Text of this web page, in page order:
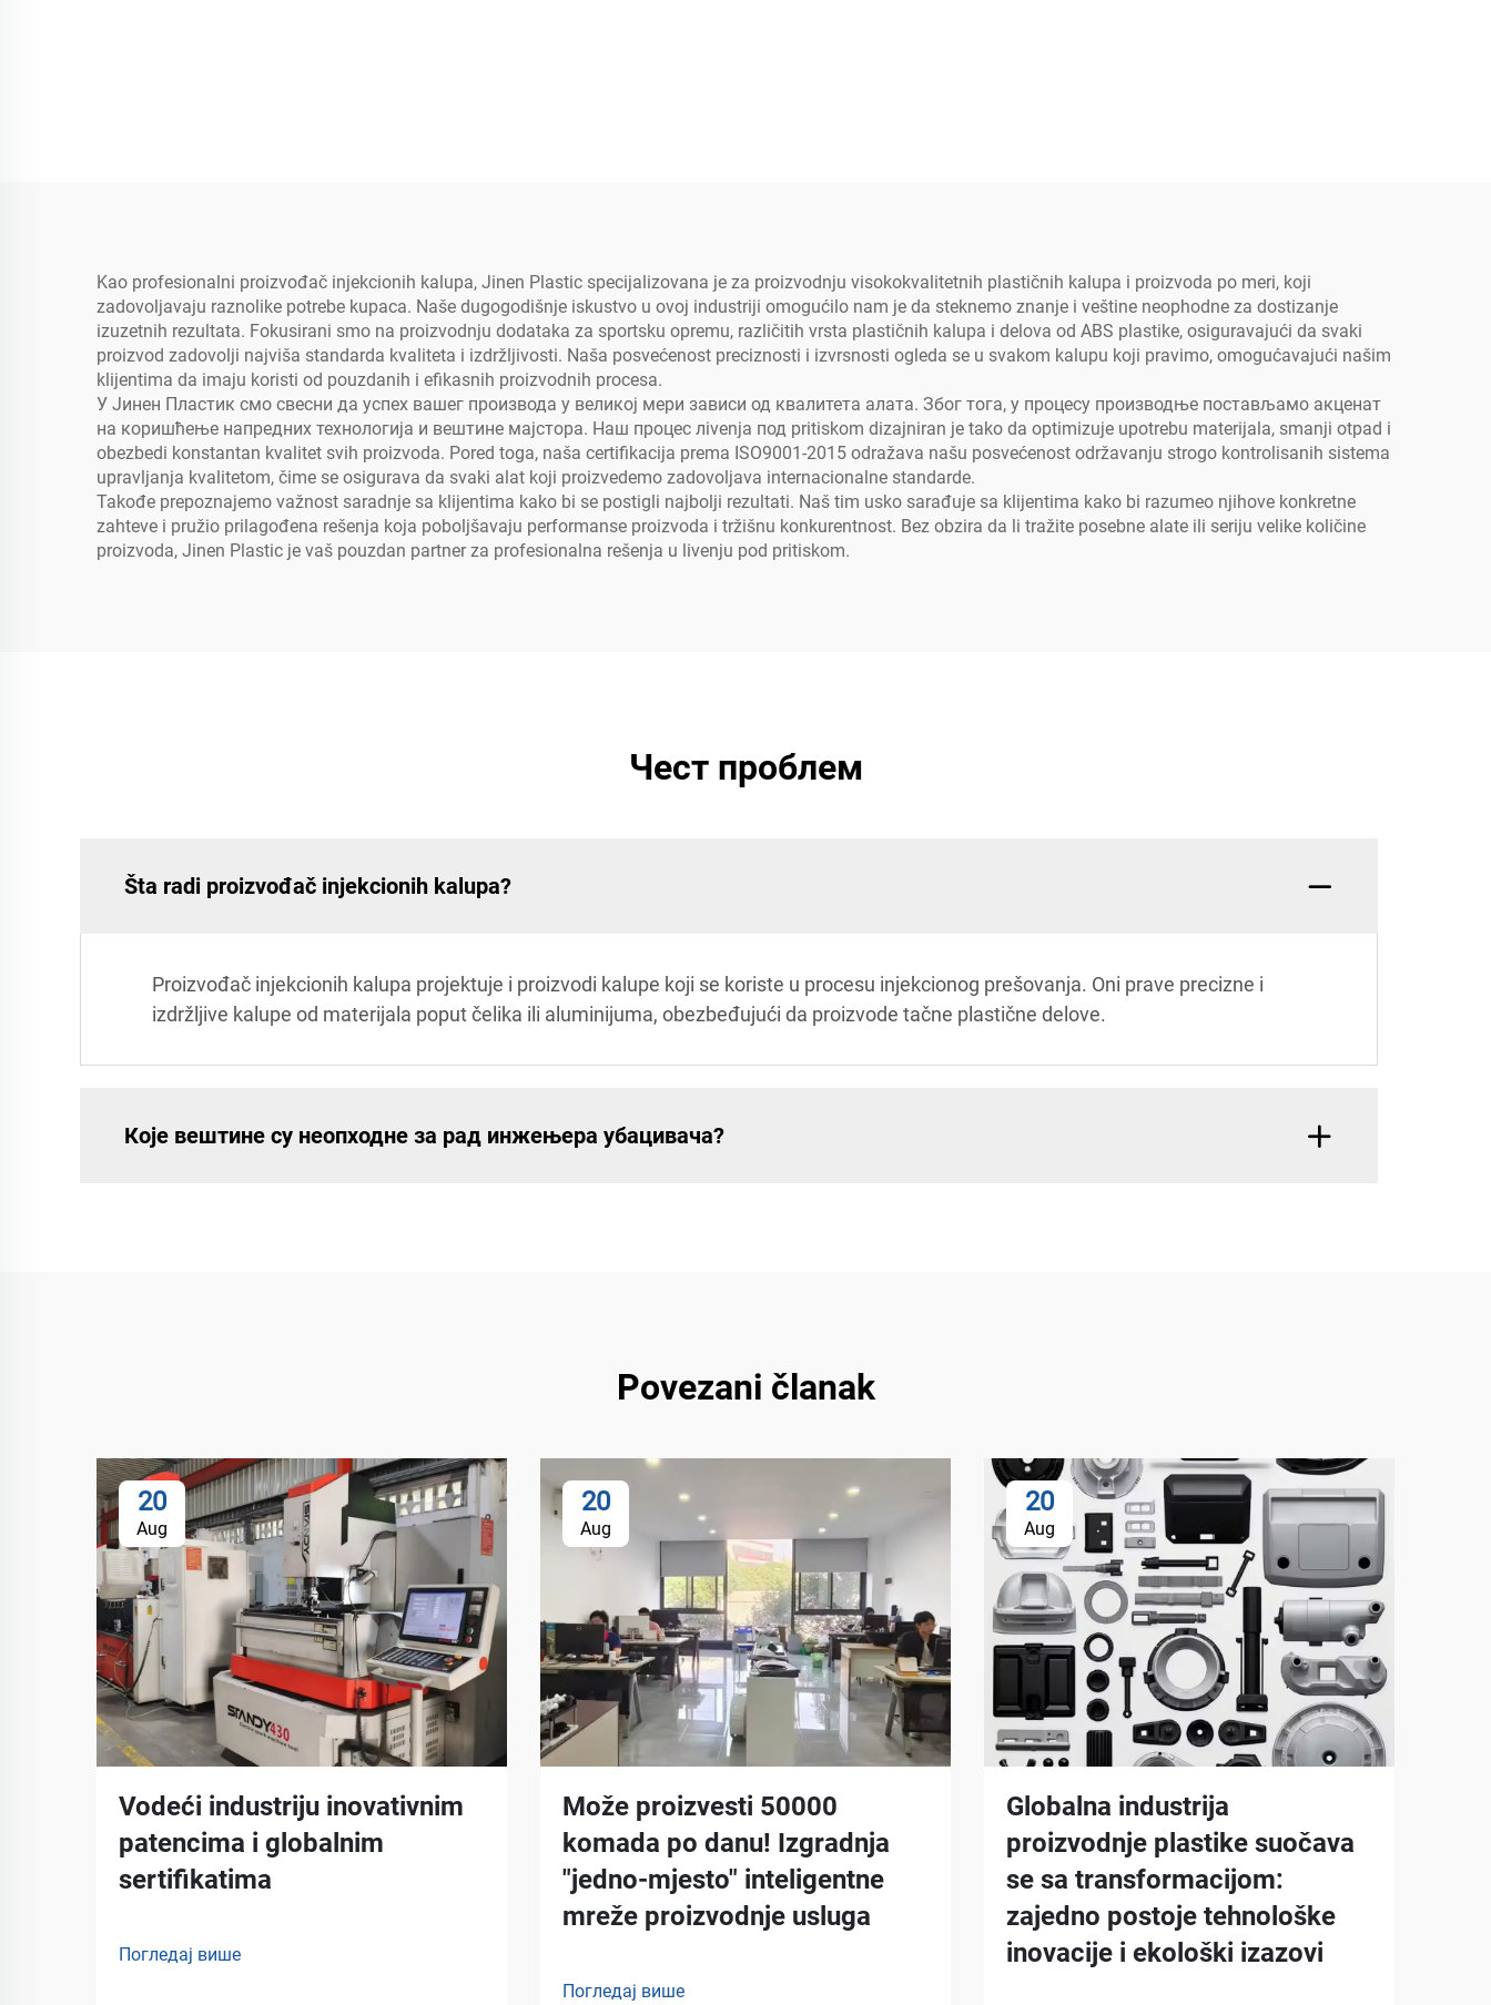
Kao profesionalni proizvođač injekcionih kalupa, Jinen Plastic specijalizovana je za proizvodnju visokokvalitetnih plastičnih kalupa i proizvoda po meri, koji
zadovoljavaju raznolike potrebe kupaca. Naše dugogodišnje iskustvo u ovoj industriji omogućilo nam je da steknemo znanje i veštine neophodne za dostizanje
izuzetnih rezultata. Fokusirani smo na proizvodnju dodataka za sportsku opremu, različitih vrsta plastičnih kalupa i delova od ABS plastike, osiguravajući da svaki
proizvod zadovolji najviša standarda kvaliteta i izdržljivosti. Naša posvećenost preciznosti i izvrsnosti ogleda se u svakom kalupu koji pravimo, omogućavajući našim
klijentima da imaju koristi od pouzdanih i efikasnih proizvodnih procesa.
У Јинен Пластик смо свесни да успех вашег производа у великој мери зависи од квалитета алата. Због тога, у процесу производње постављамо акценат
на коришћење напредних технологија и вештине мајстора. Наш процес лivenja под pritiskom dizajniran je tako da optimizuje upotrebu materijala, smanji otpad i
obezbedi konstantan kvalitet svih proizvoda. Pored toga, naša certifikacija prema ISO9001-2015 odražava našu posvećenost održavanju strogo kontrolisanih sistema
upravljanja kvalitetom, čime se osigurava da svaki alat koji proizvedemo zadovoljava internacionalne standarde.
Takođe prepoznajemo važnost saradnje sa klijentima kako bi se postigli najbolji rezultati. Naš tim usko sarađuje sa klijentima kako bi razumeo njihove konkretne
zahteve i pružio prilagođena rešenja koja poboljšavaju performanse proizvoda i tržišnu konkurentnost. Bez obzira da li tražite posebne alate ili seriju velike količine
proizvoda, Jinen Plastic je vaš pouzdan partner za profesionalna rešenja u livenju pod pritiskom.
Чест проблем
Šta radi proizvođač injekcionih kalupa?
Proizvođač injekcionih kalupa projektuje i proizvodi kalupe koji se koriste u procesu injekcionog prešovanja. Oni prave precizne i
izdržljive kalupe od materijala poput čelika ili aluminijuma, obezbeđujući da proizvode tačne plastične delove.
Које вештине су неопходне за рад инжењера убацивача?
Povezani članak
20
Aug
Vodeći industriju inovativnim
patencima i globalnim
sertifikatima
Погледај више
20
Aug
Može proizvesti 50000
komada po danu! Izgradnja
"jedno-mjesto" inteligentne
mreže proizvodnje usluga
Погледај више
20
Aug
Globalna industrija
proizvodnje plastike suočava
se sa transformacijom:
zajedno postoje tehnološke
inovacije i ekološki izazovi